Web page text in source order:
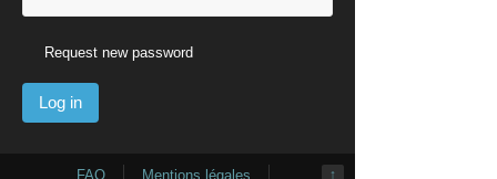
Request new password
↑
FAQ Mentions légales